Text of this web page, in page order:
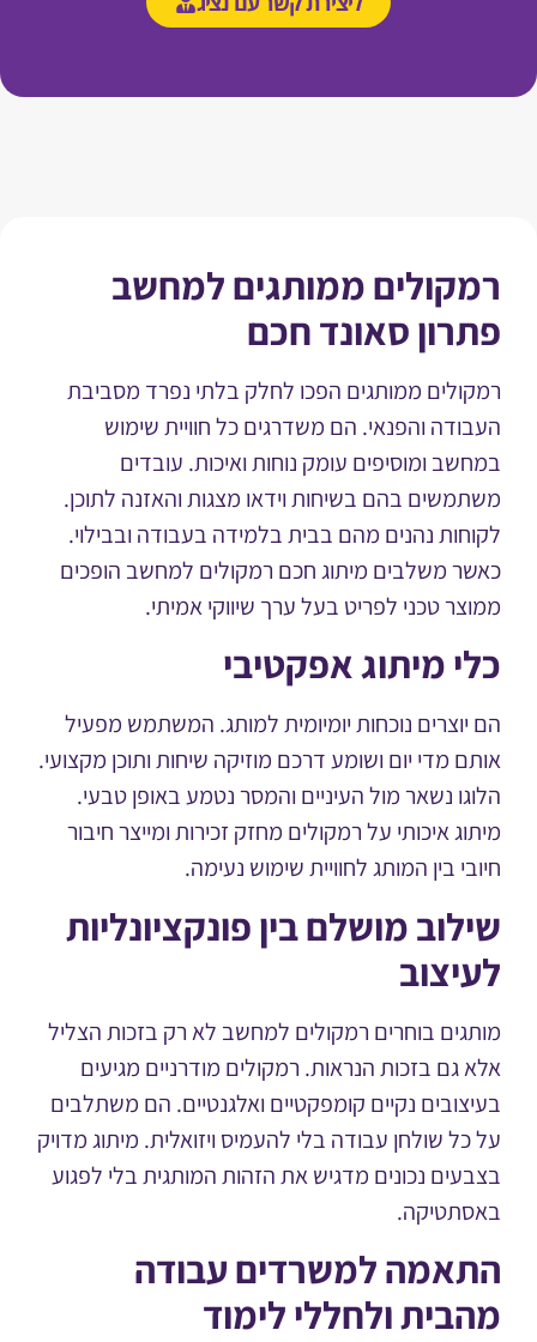
ממותגים למחשב
סאונד חכם
ממותגים הפכו לחלק בלתי נפרד מסביבת
והפנאי. הם משדרגים כל חוויית שימוש
ומוסיפים עומק נוחות ואיכות. עובדים
בהם בשיחות וידאו מצגות והאזנה לתוכן.
נהנים מהם בבית בלמידה בעבודה ובבילוי.
משלבים מיתוג חכם רמקולים למחשב הופכים
טכני לפריט בעל ערך שיווקי אמיתי.
מיתוג אפקטיבי
נוכחות יומיומית למותג. המשתמש מפעיל
מדי יום ושומע דרכם מוזיקה שיחות ותוכן מקצועי.
נשאר מול העיניים והמסר נטמע באופן טבעי.
איכותי על רמקולים מחזק זכירות ומייצר חיבור
בין המותג לחוויית שימוש נעימה.
מושלם בין פונקציונליות
בוחרים רמקולים למחשב לא רק בזכות הצליל
גם בזכות הנראות. רמקולים מודרניים מגיעים
נקיים קומפקטיים ואלגנטיים. הם משתלבים
שולחן עבודה בלי להעמיס ויזואלית. מיתוג מדויק
נכונים מדגיש את הזהות המותגית בלי לפגוע
למשרדים עבודה
ולחללי לימוד